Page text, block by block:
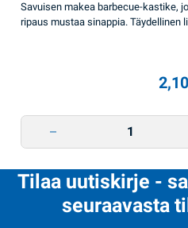
Savuisen makea barbecue-kastike,
ripaus mustaa sinappia. Täydellinen
2,10
Tilaa uutiskirje -
seuraavasta